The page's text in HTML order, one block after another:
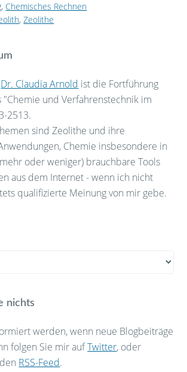
, Chemisches Rechnen
,Zeolithe
Dr. Claudia Arnold ist die Fortführung
und Verfahrenstechnik im
2513.
sind Zeolithe und ihre
Chemie insbesondere in
oder weniger) brauchbare Tools
aus dem Internet - wenn ich nicht
qualifizierte Meinung von mir gebe.
nichts
werden, wenn neue Blogbeiträge
folgen Sie mir aufTwitter, oder
RSS-Feed.